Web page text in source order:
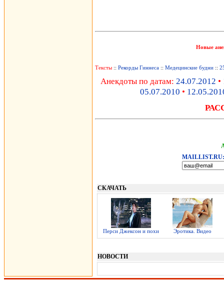
Новые
Тексты :: Рекорды Гиннеса :: Медецинские будни ::
Анекдоты по датам: 24.07.2012 •
05.07.2010 •
MAILLIST.RU:
СКАЧАТЬ
Перси Джексон и похи Эротика. Видео
НОВОСТИ